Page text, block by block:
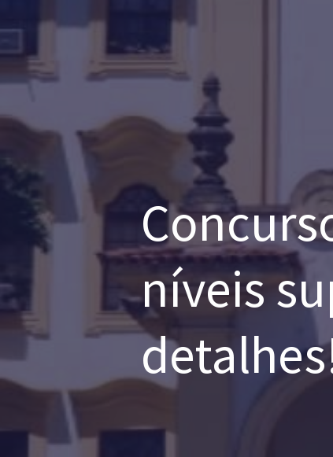
níveis